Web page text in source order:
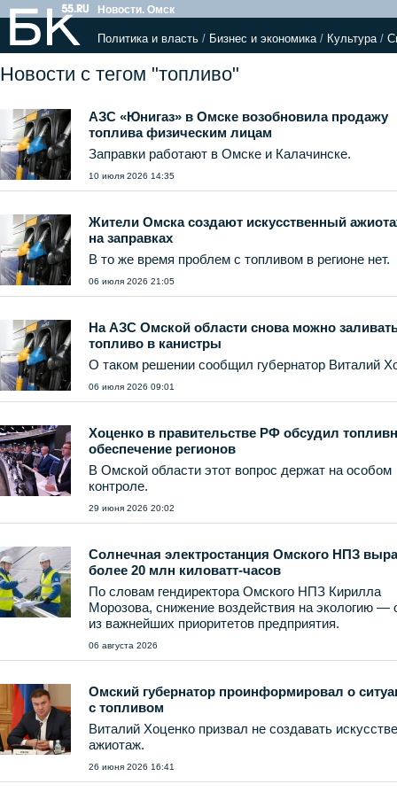
Новости. Омск
Политика и власть / Бизнес и экономика/ Культура/
Новости с тегом "топливо"
АЗС «Юнигаз» в Омске возобновила продажу
топлива физическим лицам
Заправки работают в Омске и Калачинске.
10 июля 2026 14:35
Жители Омска создают искусственный
на заправках
В то же время проблем с топливом в регионе нет.
06 июля 2026 21:05
На АЗС Омской области снова можно
топливо в канистры
О таком решении сообщил губернатор Виталий
06 июля 2026 09:01
Хоценко в правительстве РФ обсудил
обеспечение регионов
В Омской области этот вопрос держат на особом
контроле.
29 июня 2026 20:02
Солнечная электростанция Омского НПЗ
более 20 млн киловатт-часов
По словам гендиректора Омского НПЗ Кирилла
Морозова, снижение воздействия на экологию —
из важнейших приоритетов предприятия.
06 августа 2026
Омский губернатор проинформировал о
с топливом
Виталий Хоценко призвал не создавать
ажиотаж.
26 июня 2026 16:41